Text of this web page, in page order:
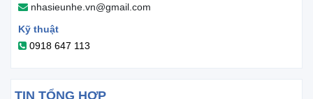
nhasieunhe.vn@gmail.com
Kỹ thuật
0918 647 113
TIN TỔNG HỢP